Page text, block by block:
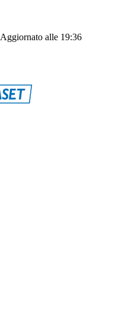
Aggiornato alle 19:36